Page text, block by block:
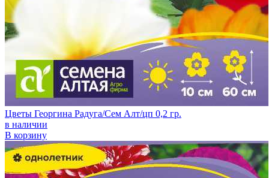
Цветы Георгина Радуга/Сем Алт/цп 0,2 гр.
в наличии
В корзину